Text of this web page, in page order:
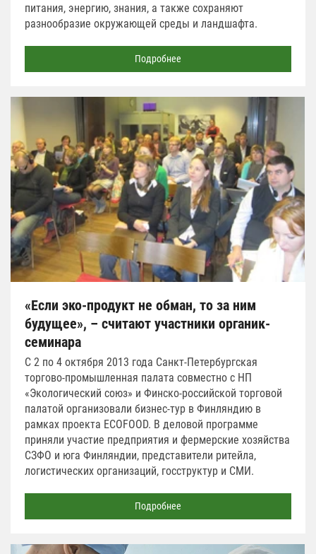
питания, энергию, знания, а также сохраняют
разнообразие окружающей среды и ландшафта.
Подробнее
«Если эко-продукт не обман, то за ним
будущее», – считают участники органик-
семинара
С 2 по 4 октября 2013 года Санкт-Петербургская
торгово-промышленная палата совместно с НП
«Экологический союз» и Финско-российской торговой
палатой организовали бизнес-тур в Финляндию в
рамках проекта ECOFOOD. В деловой программе
приняли участие предприятия и фермерские хозяйства
СЗФО и юга Финляндии, представители ритейла,
логистических организаций, госструктур и СМИ.
Подробнее